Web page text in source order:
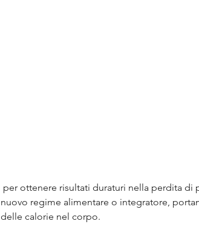
nuovo regime alimentare o integratore,
delle calorie nel corpo.